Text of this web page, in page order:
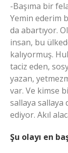
-Başıma bir
Yemin ederim
da abartıyor.
insan, bu
kalıyormuş.
taciz eden,
yazan,
var. Ve kimse
sallaya sallaya
ediyor. Akıl
Şu olayı en